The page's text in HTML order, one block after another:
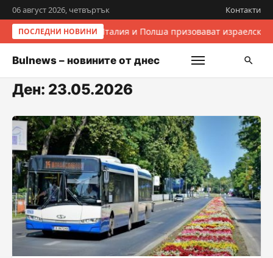
06 август 2026, четвъртък Контакти
ПОСЛЕДНИ НОВИНИ Италия и Полша призовават
Bulnews – новините от днес
Ден: 23.05.2026